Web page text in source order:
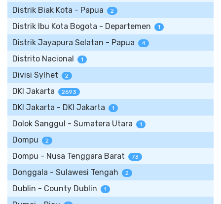
Distrik Biak Kota - Papua 2
Distrik Ibu Kota Bogota - Departemen 1
Distrik Jayapura Selatan - Papua 4
Distrito Nacional 1
Divisi Sylhet 2
DKI Jakarta 2693
DKI Jakarta - DKI Jakarta 1
Dolok Sanggul - Sumatera Utara 1
Dompu 2
Dompu - Nusa Tenggara Barat 73
Donggala - Sulawesi Tengah 2
Dublin - County Dublin 1